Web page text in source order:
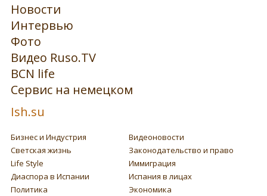
Новости
Интервью
Фото
Видео Ruso.TV
BCN life
Сервис на немецком
Ish.su
Бизнес и Индустрия
Видеоновости
Светская жизнь
Законодательство и право
Life Style
Иммиграция
Диаспора в Испании
Испания в лицах
Политика
Экономика